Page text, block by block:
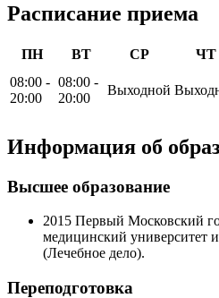
Расписание приема
ПН ВТ СР ЧТ
08:00 -
20:00
08:00 -
20:00
Выходной
Информация об
Высшее образование
2015 Первый Московский
медицинский университет
(Лечебное дело).
Переподготовка